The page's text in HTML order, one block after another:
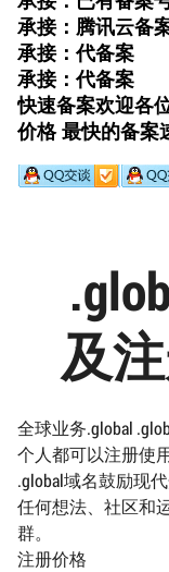
及
全球业务.global
个人都可以注册使用
.global域名鼓励现
任何想法、社区和
群。
注册价格